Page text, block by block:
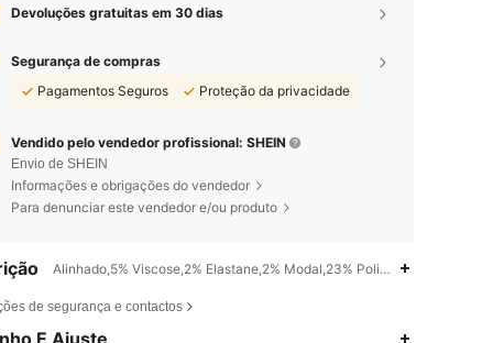
Devoluções gratuitas em 30 dias
Segurança de compras
Pagamentos Seguros
Proteção da privacidade
Vendido pelo vendedor profissional: SHEIN
Envio de SHEIN
Informações e obrigações do vendedor
Para denunciar este vendedor e/ou produto
Alinhado,5% Viscose,2% Elastane,2% Modal,23% Poliéster,Perna
de segurança e contactos
E Ajuste